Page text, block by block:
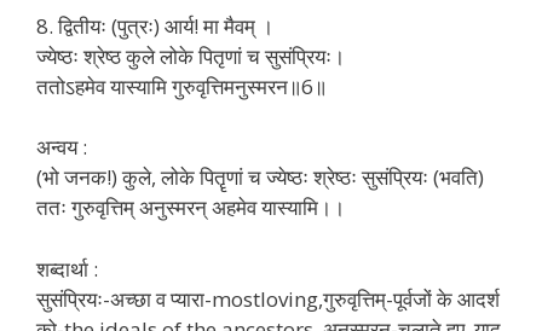
8. द्वितीयः (पुत्रः) आर्य! मा मैवम् ।
ज्येष्ठः श्रेष्ठ कुले लोके पितृणां च सुसंप्रियः।
ततोऽहमेव यास्यामि गुरुवृत्तिमनुस्मरन॥6॥
अन्वय :
(भो जनक!) कुले, लोके पितॄणां च ज्येष्ठः श्रेष्ठः सुसंप्रियः (भवति)
ततः गुरुवृत्तिम् अनुस्मरन् अहमेव यास्यामि।।
शब्दार्था :
सुसंप्रियः-अच्छा व प्यारा-mostloving,गुरुवृत्तिम्-पूर्वजों के आदर्श